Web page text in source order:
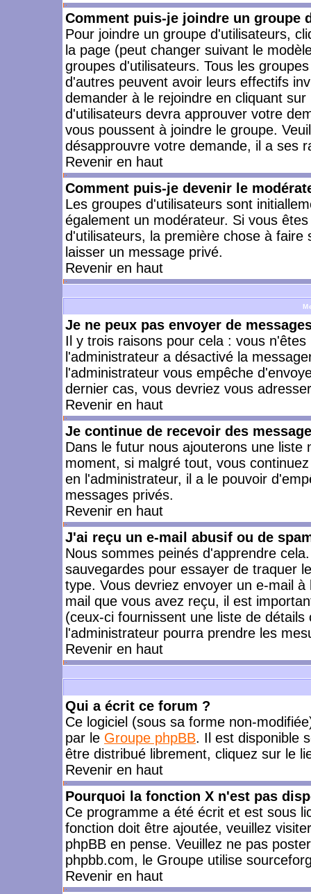
Comment puis-je joindre un groupe
Pour joindre un groupe d'utilisateurs,
la page (peut changer suivant le
groupes d'utilisateurs. Tous les
d'autres peuvent avoir leurs effectifs
demander à le rejoindre en cliquant
d'utilisateurs devra approuver votre
vous poussent à joindre le groupe.
désapprouvre votre demande, il a ses
Revenir en haut
Comment puis-je devenir le
Les groupes d'utilisateurs sont
également un modérateur. Si vous
d'utilisateurs, la première chose à
laisser un message privé.
Revenir en haut
Je ne peux pas envoyer de
Il y trois raisons pour cela : vous
l'administrateur a désactivé la
l'administrateur vous empêche
dernier cas, vous devriez vous
Revenir en haut
Je continue de recevoir des
Dans le futur nous ajouterons une
moment, si malgré tout, vous
en l'administrateur, il a le pouvoir
messages privés.
Revenir en haut
J'ai reçu un e-mail abusif ou de
Nous sommes peinés d'apprendre
sauvegardes pour essayer de traquer
type. Vous devriez envoyer un e-mail
mail que vous avez reçu, il est
(ceux-ci fournissent une liste de
l'administrateur pourra prendre les
Revenir en haut
Qui a écrit ce forum ?
Ce logiciel (sous sa forme non-
par le Groupe phpBB. Il est disponible
être distribué librement, cliquez sur le
Revenir en haut
Pourquoi la fonction X n'est pas
Ce programme a été écrit et est sous
fonction doit être ajoutée, veuillez
phpBB en pense. Veuillez ne pas
phpbb.com, le Groupe utilise
Revenir en haut